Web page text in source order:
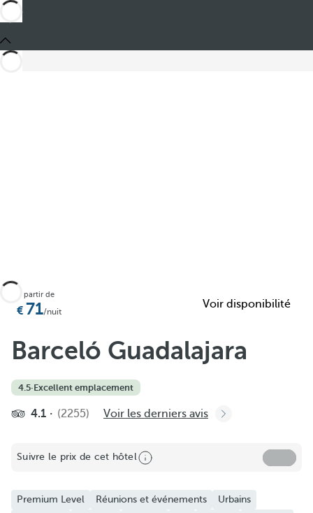
Ajouter aux favoris
À partir de
71/nuit
Voir disponibilité
Barceló Guadalajara
4.5·Excellent emplacement
4.1 (2255) Voir les derniers avis
Suivre le prix de cet hôtel
Premium Level Réunions et événements
Urbains